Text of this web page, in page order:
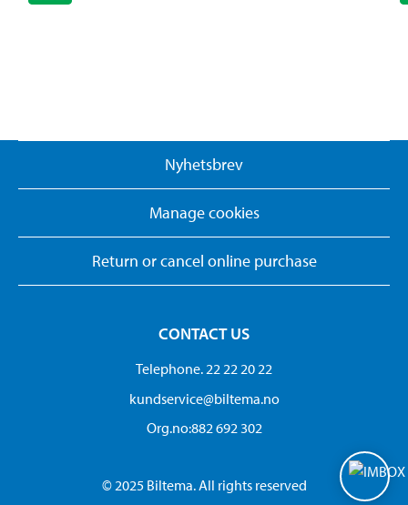
Nyhetsbrev
Manage cookies
Return or cancel online purchase
CONTACT US
Telephone. 22 22 20 22
kundservice@biltema.no
Org.no:882 692 302
© 2025 Biltema. All rights reserved